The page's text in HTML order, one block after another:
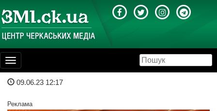
Toggle
navigation
09.06.23 12:17
Реклама